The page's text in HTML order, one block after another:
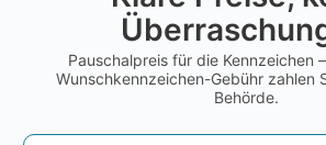
Pauschalpreis für die Kennzeichen
Wunschkennzeichen-Gebühr zahlen
Behörde.